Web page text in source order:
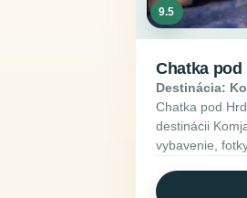
9.5
Chatka
Destinácia:
Chatka pod
destinácii
vybavenie,